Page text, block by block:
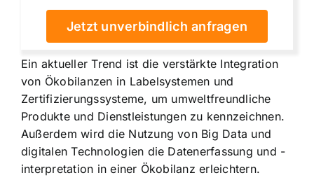
Jetzt unverbindlich anfragen
Ein aktueller Trend ist die verstärkte Integration
von Ökobilanzen in Labelsystemen und
Zertifizierungssysteme, um umweltfreundliche
Produkte und Dienstleistungen zu kennzeichnen.
Außerdem wird die Nutzung von Big Data und
digitalen Technologien die Datenerfassung und -
interpretation in einer Ökobilanz erleichtern.